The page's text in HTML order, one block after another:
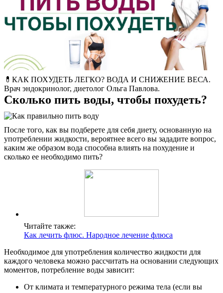
О нас
Акции
Отзывы
Статьи
Контакты
💊КАК ПОХУДЕТЬ ЛЕГКО? ВОДА И СНИЖЕНИЕ ВЕСА.
Врач эндокринолог, диетолог Ольга Павлова.
Сколько пить воды, чтобы похудеть?
После того, как вы подберете для себя диету, основанную на
употреблении жидкости, вероятнее всего вы зададите вопрос,
каким же образом вода способна влиять на похудение и
сколько ее необходимо пить?
Читайте также:
Как лечить флюс. Народное лечение флюса
Необходимое для употребления количество жидкости для
каждого человека можно рассчитать на основании следующих
моментов, потребление воды зависит:
От климата и температурного режима тела (если вы